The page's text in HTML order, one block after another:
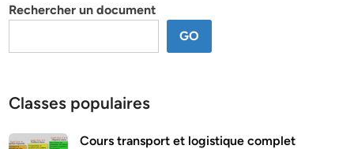
Rechercher un document
GO
Classes populaires
Cours transport et logistique complet